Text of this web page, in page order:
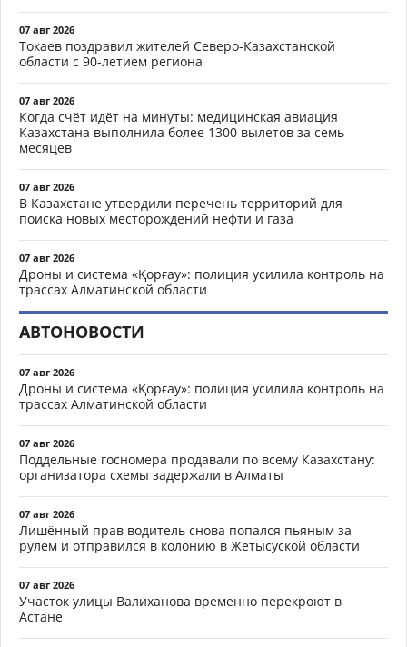
07 авг 2026
Токаев поздравил жителей Северо-Казахстанской
области с 90-летием региона
07 авг 2026
Когда счёт идёт на минуты: медицинская авиация
Казахстана выполнила более 1300 вылетов за семь
месяцев
07 авг 2026
В Казахстане утвердили перечень территорий для
поиска новых месторождений нефти и газа
07 авг 2026
Дроны и система «Қорғау»: полиция усилила контроль на
трассах Алматинской области
АВТОНОВОСТИ
07 авг 2026
Дроны и система «Қорғау»: полиция усилила контроль на
трассах Алматинской области
07 авг 2026
Поддельные госномера продавали по всему Казахстану:
организатора схемы задержали в Алматы
07 авг 2026
Лишённый прав водитель снова попался пьяным за
рулём и отправился в колонию в Жетысуской области
07 авг 2026
Участок улицы Валиханова временно перекроют в
Астане